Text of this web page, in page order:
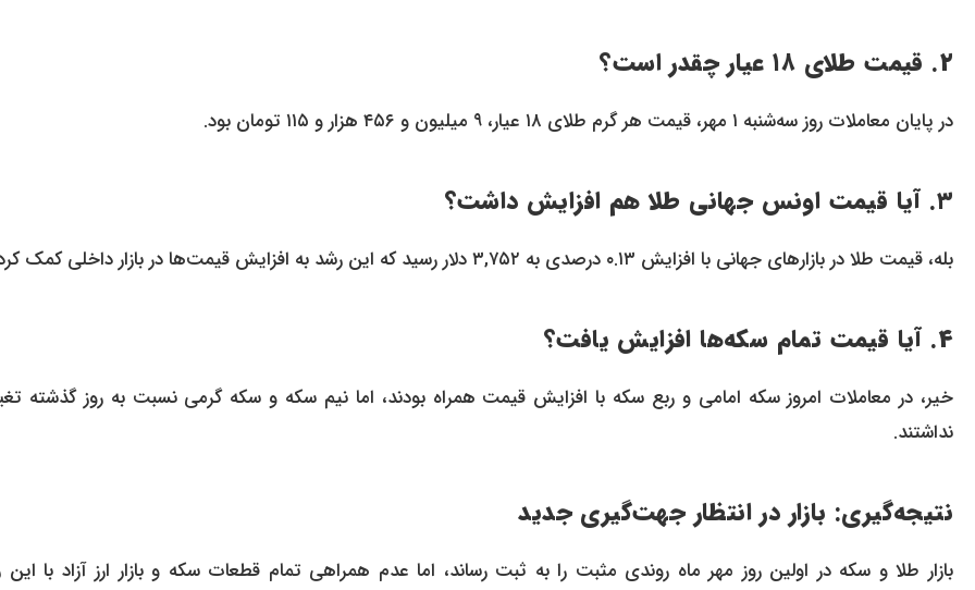
۲. قیمت طلای ۱۸ عیار چقدر است؟
در پایان معاملات روز سه‌شنبه ۱ مهر، قیمت هر گرم طلای ۱۸ عیار، ۹ میلیون و ۴۵۶ هزار و ۱۱۵ تومان بود.
۳. آیا قیمت اونس جهانی طلا هم افزایش داشت؟
بله، قیمت طلا در بازارهای جهانی با افزایش ۰.۱۳ درصدی به ۳,۷۵۲ دلار رسید که این رشد به افزایش قیمت‌ها در بازار داخلی کمک کرد.
۴. آیا قیمت تمام سکه‌ها افزایش یافت؟
خیر، در معاملات امروز سکه امامی و ربع سکه با افزایش قیمت همراه بودند، اما نیم سکه و سکه گرمی نسبت به روز گذشته
نداشتند.
نتیجه‌گیری: بازار در انتظار جهت‌گیری جدید
بازار طلا و سکه در اولین روز مهر ماه روندی مثبت را به ثبت رساند، اما عدم همراهی تمام قطعات سکه و بازار ارز آزاد با این